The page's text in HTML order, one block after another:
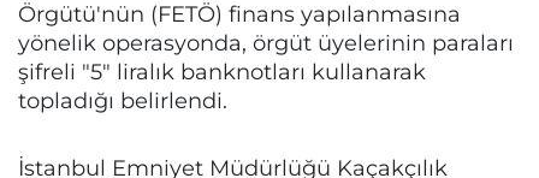
Örgütü'nün (FETÖ) finans yapılanmasına
yönelik operasyonda, örgüt üyelerinin paraları
şifreli "5" liralık banknotları kullanarak
topladığı belirlendi.
İstanbul Emniyet Müdürlüğü Kaçakçılık